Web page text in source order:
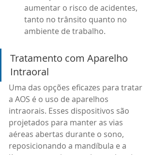
aumentar o risco de acidentes,
tanto no trânsito quanto no
ambiente de trabalho.
Tratamento com Aparelho
Intraoral
Uma das opções eficazes para tratar
a AOS é o uso de aparelhos
intraorais. Esses dispositivos são
projetados para manter as vias
aéreas abertas durante o sono,
reposicionando a mandíbula e a